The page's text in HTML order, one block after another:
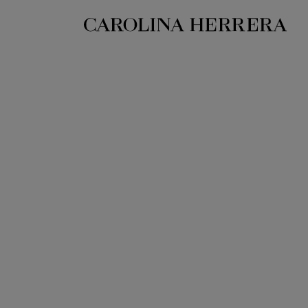
بيان إمكانية الوصول (الرابط)